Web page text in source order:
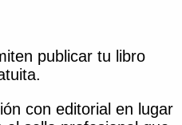
publicar tu libro
con editorial en lugar